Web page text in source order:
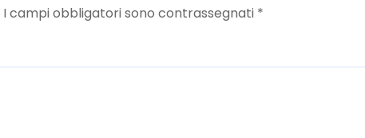
I campi obbligatori sono contrassegnati *